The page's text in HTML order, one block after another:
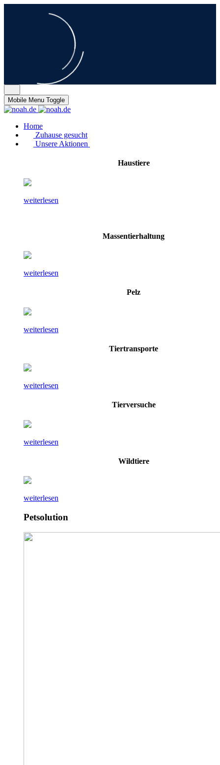
Mobile Menu Toggle
Home
Zuhause gesucht
Unsere Aktionen
Haustiere
weiterlesen
Massentierhaltung
weiterlesen
Pelz
weiterlesen
Tiertransporte
weiterlesen
Tierversuche
weiterlesen
Wildtiere
weiterlesen
Petsolution